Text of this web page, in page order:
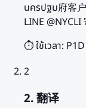
นครปฐม府客
LINE @NYCLI
⏱️ ใช้เวลา: P1D
2
2. 翻译